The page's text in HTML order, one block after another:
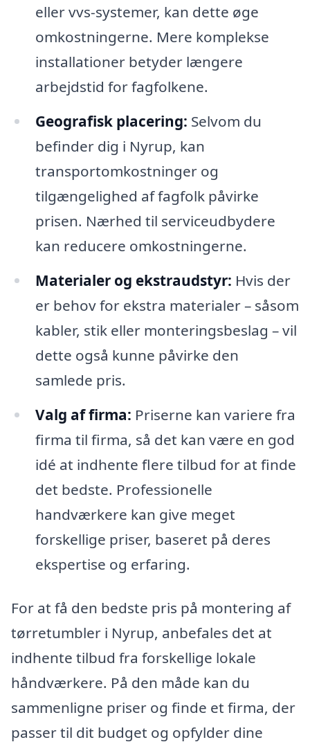
eller vvs-systemer, kan dette øge
omkostningerne. Mere komplekse
installationer betyder længere
arbejdstid for fagfolkene.
Geografisk placering: Selvom du
befinder dig i Nyrup, kan
transportomkostninger og
tilgængelighed af fagfolk påvirke
prisen. Nærhed til serviceudbydere
kan reducere omkostningerne.
Materialer og ekstraudstyr: Hvis der
er behov for ekstra materialer – såsom
kabler, stik eller monteringsbeslag – vil
dette også kunne påvirke den
samlede pris.
Valg af firma: Priserne kan variere fra
firma til firma, så det kan være en god
idé at indhente flere tilbud for at finde
det bedste. Professionelle
handværkere kan give meget
forskellige priser, baseret på deres
ekspertise og erfaring.
For at få den bedste pris på montering af
tørretumbler i Nyrup, anbefales det at
indhente tilbud fra forskellige lokale
håndværkere. På den måde kan du
sammenligne priser og finde et firma, der
passer til dit budget og opfylder dine